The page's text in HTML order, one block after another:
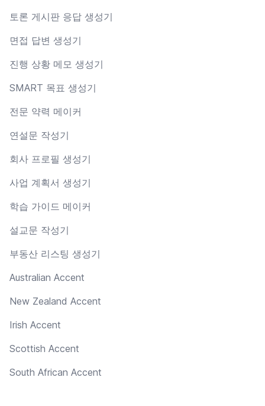
토론 게시판 응답 생성기
면접 답변 생성기
진행 상황 메모 생성기
SMART 목표 생성기
전문 약력 메이커
연설문 작성기
회사 프로필 생성기
사업 계획서 생성기
학습 가이드 메이커
설교문 작성기
부동산 리스팅 생성기
Australian Accent
New Zealand Accent
Irish Accent
Scottish Accent
South African Accent